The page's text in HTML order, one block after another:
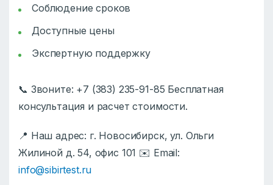
Соблюдение сроков
Доступные цены
Экспертную поддержку
📞 Звоните: +7 (383) 235-91-85 Бесплатная
консультация и расчет стоимости.
📍 Наш адрес: г. Новосибирск, ул. Ольги
Жилиной д. 54, офис 101 ✉️ Email:
info@sibirtest.ru